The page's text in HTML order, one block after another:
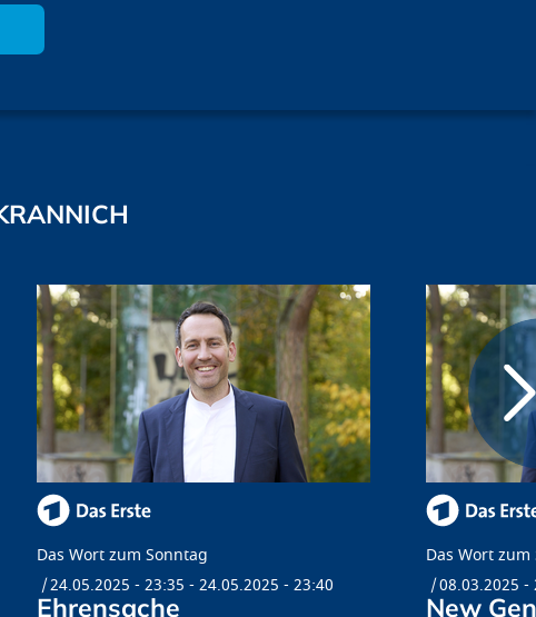
Das Wort zum Sonntag
24.05.2025 - 23:35 - 24.05.2025 - 23:40
Ehrensache
Das Wort
08.03.2025 -
New